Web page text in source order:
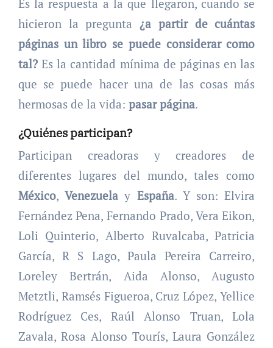
Es la respuesta a la que llegaron, cuando se
hicieron la pregunta ¿a partir de cuántas
páginas un libro se puede considerar como
tal?Es la cantidad mínima de páginas en las
que se puede hacer una de las cosas más
hermosas de la vida: pasar página.
¿Quiénes participan?
Participan creadoras y creadores de
diferentes lugares del mundo, tales como
México, Venezuela y España. Y son: Elvira
Fernández Pena, Fernando Prado, Vera Eikon,
Loli Quinterio, Alberto Ruvalcaba, Patricia
García, R S Lago, Paula Pereira Carreiro,
Loreley Bertrán, Aida Alonso, Augusto
Metztli, Ramsés Figueroa, Cruz López, Yellice
Rodríguez Ces, Raúl Alonso Truan, Lola
Zavala, Rosa Alonso Tourís, Laura González